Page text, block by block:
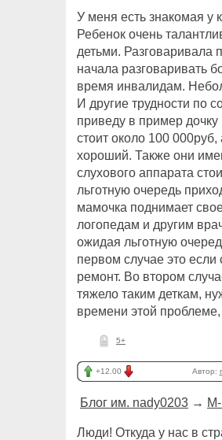
У меня есть знакомая у
Ребенок очень
детьми. Разговаривала
начала разговаривать
время инвалидам.
И другие трудности по
приведу в пример
стоит около 100
хороший. Также они
слухового аппарата
льготную очередь
мамочка поднимает
логопедам и другим
ожидая льготную
первом случае это если
ремонт. Во втором
тяжело таким деткам,
времени этой
5+
+12.00 Автор:
Блог им. nady0203 →
Люди! Откуда у нас в